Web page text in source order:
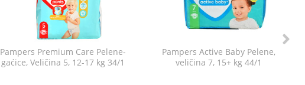
Pampers Premium Care Pelene-
gaćice, Veličina 5, 12-17 kg 34/1
Pampers Active Baby Pelene,
veličina 7, 15+ kg 44/1